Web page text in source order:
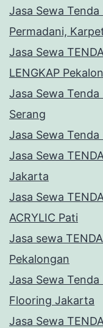
Jasa Sewa
Permadani,
Jasa Sewa
LENGKAP
Jasa Sewa
Serang
Jasa Sewa
Jasa Sewa
Jakarta
Jasa Sewa
ACRYLIC Pati
Jasa sewa
Pekalongan
Jasa Sewa
Flooring Jakarta
Jasa Sewa